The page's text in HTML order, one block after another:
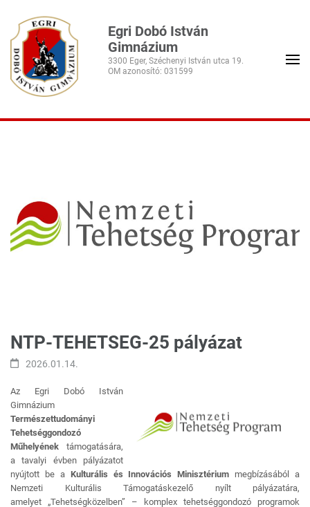
Egri Dobó István
Gimnázium
3300 Eger, Széchenyi István utca 19.
NTP-TEHETSEG-25 pályázat
2026.01.14.
Az Egri Dobó István
Gimnázium
Természettudományi
Tehetséggondozó
Műhelyének támogatására,
a tavalyi évben pályázatot
nyújtott be a Kulturális és Innovációs Minisztérium megbízásából a
Nemzeti Kulturális Támogatáskezelő nyílt pályázatára,
amelyet „Tehetségközelben” – komplex tehetséggondozó programok